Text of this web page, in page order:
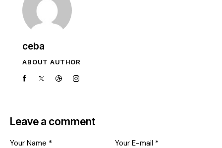
ceba
ABOUT AUTHOR
Leave a comment